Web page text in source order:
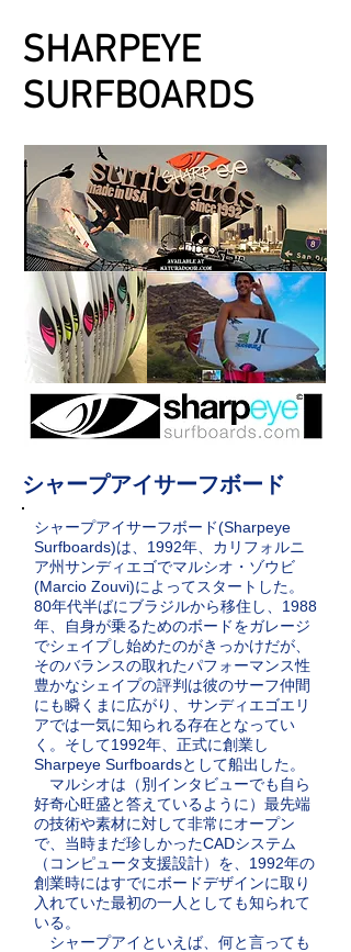
SHARPEYE
SURFBOARDS
​シャープアイサーフボード
シャープアイサーフボード(Sharpeye
Surfboards)は、1992年、カリフォルニ
ア州サンディエゴでマルシオ・ゾウビ
(Marcio Zouvi)によってスタートした。
80年代半ばにブラジルから移住し、1988
年、自身が乗るためのボードをガレージ
でシェイプし始めたのがきっかけだが、
そのバランスの取れたパフォーマンス性
豊かなシェイプの評判は彼のサーフ仲間
にも瞬くまに広がり、サンディエゴエリ
アでは一気に知られる存在となってい
く。そして1992年、正式に創業し
Sharpeye Surfboardsとして船出した。
マルシオは（別インタビューでも自ら
好奇心旺盛と答えているように）最先端
の技術や素材に対して非常にオープン
で、当時まだ珍しかったCADシステム
（コンピュータ支援設計）を、1992年の
創業時にはすでにボードデザインに取り
入れていた最初の一人としても知られて
いる。
シャープアイといえば、何と言っても